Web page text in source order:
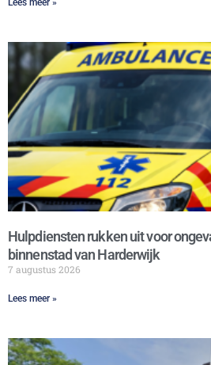
Lees meer »
Hulpdiensten rukken uit voor
binnenstad van Harderwijk
7 augustus 2026
Lees meer »